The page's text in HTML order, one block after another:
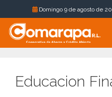
Domingo 9 de agosto de 2026
Saltar
contenido
Educacion